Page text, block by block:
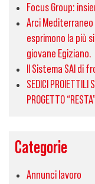
Focus Group:
Arci Mediterraneo
esprimono la più
giovane Egiziano.
Il Sistema SAI di
SEDICI PROIETTILI
PROGETTO “RESTA”
Categorie
Annunci lavoro